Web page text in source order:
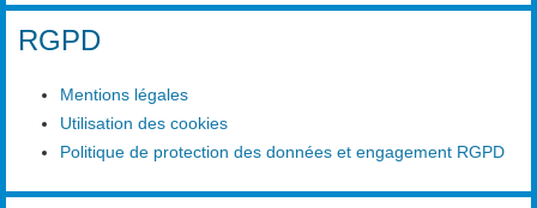
RGPD
Mentions légales
Utilisation des cookies
Politique de protection des données et engagement RGPD